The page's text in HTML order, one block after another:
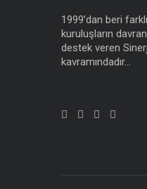
1999’dan beri
kuruluşların
destek veren
kavramındadır…